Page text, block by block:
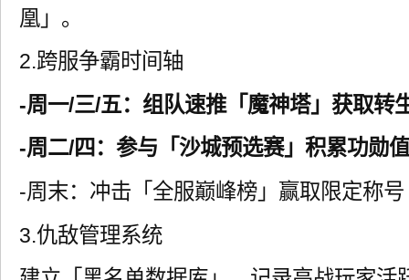
凰」。
2.跨服争霸时间轴
-周一/三/五：组队速推「魔神塔」获取转
-周二/四：参与「沙城预选赛」积累功勋值
-周末：冲击「全服巅峰榜」赢取限定称号
3.仇敌管理系统